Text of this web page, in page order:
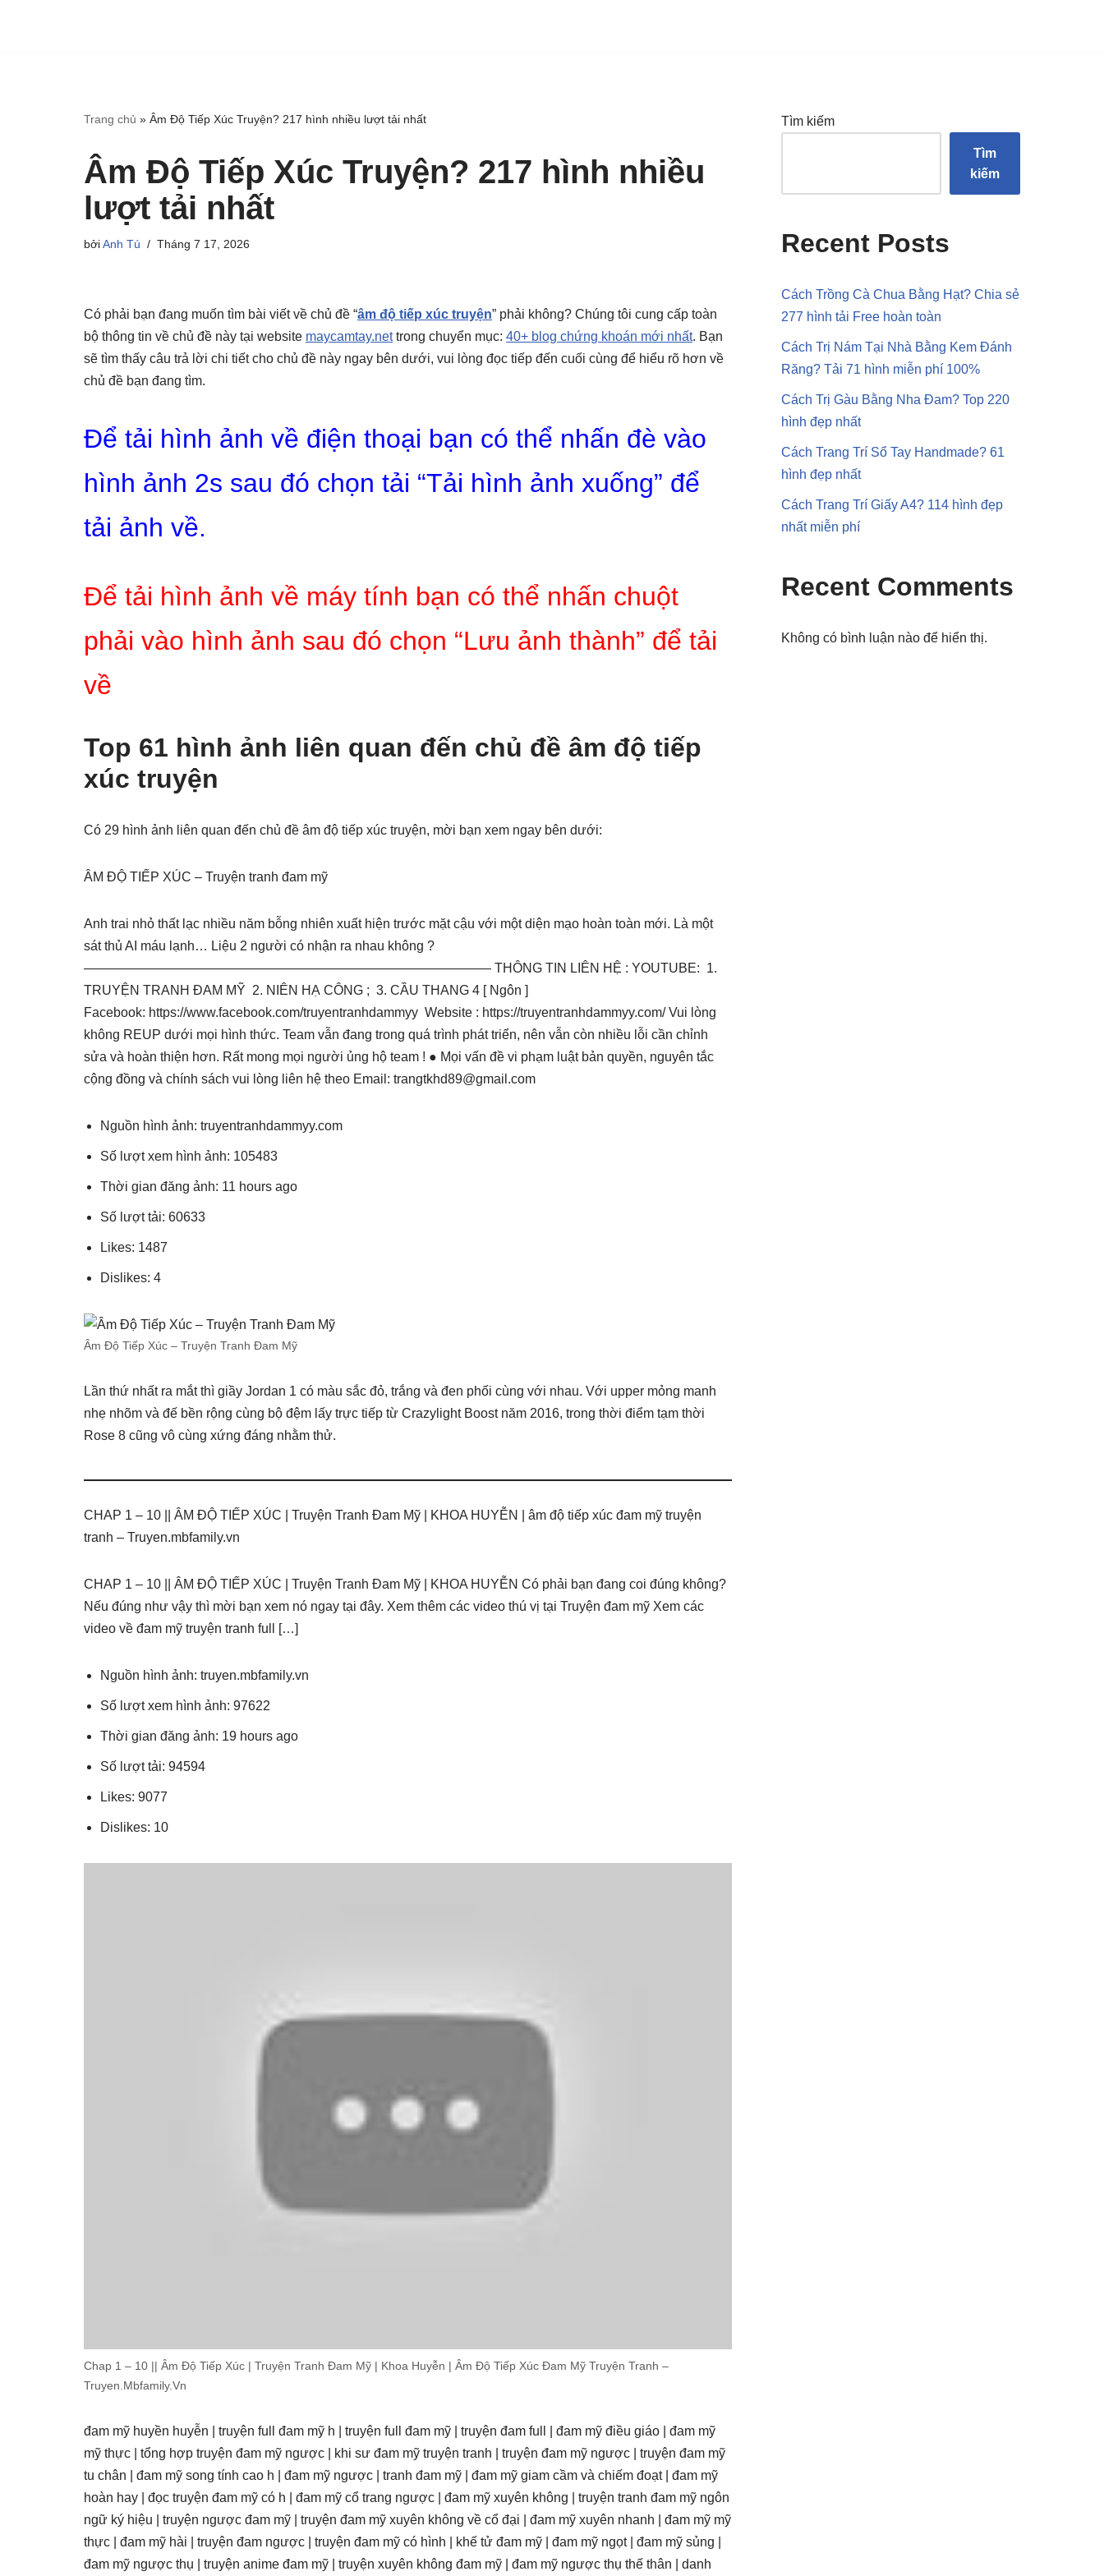
Trang chủ » Âm Độ Tiếp Xúc Truyện? 217 hình nhiều lượt tải nhất
Âm Độ Tiếp Xúc Truyện? 217 hình nhiều
lượt tải nhất
bởiAnh Tú Tháng 7 17, 2026
Có phải bạn đang muốn tìm bài viết về chủ đề “âm độ tiếp xúc truyện” phải không? Chúng tôi cung cấp toàn
bộ thông tin về chủ đề này tại website maycamtay.nettrong chuyển mục: 40+ blog chứng khoán mới nhất. Bạn
sẽ tìm thấy câu trả lời chi tiết cho chủ đề này ngay bên dưới, vui lòng đọc tiếp đến cuối cùng để hiểu rõ hơn về
chủ đề bạn đang tìm.
Để tải hình ảnh về điện thoại bạn có thể nhấn đè vào
hình ảnh 2s sau đó chọn tải “Tải hình ảnh xuống” để
tải ảnh về.
Để tải hình ảnh về máy tính bạn có thể nhấn chuột
phải vào hình ảnh sau đó chọn “Lưu ảnh thành” để tải
về
Top 61 hình ảnh liên quan đến chủ đề âm độ tiếp
xúc truyện
Có 29 hình ảnh liên quan đến chủ đề âm độ tiếp xúc truyện, mời bạn xem ngay bên dưới:
ÂM ĐỘ TIẾP XÚC – Truyện tranh đam mỹ
Anh trai nhỏ thất lạc nhiều năm bỗng nhiên xuất hiện trước mặt cậu với một diện mạo hoàn toàn mới. Là một
sát thủ AI máu lạnh… Liệu 2 người có nhận ra nhau không ?
——————————————————————————————— THÔNG TIN LIÊN HỆ : YOUTUBE: 1.
TRUYỆN TRANH ĐAM MỸ 2. NIÊN HẠ CÔNG ; 3. CẦU THANG 4 [ Ngôn ]
Facebook: https://www.facebook.com/truyentranhdammyy Website : https://truyentranhdammyy.com/ Vui lòng
không REUP dưới mọi hình thức. Team vẫn đang trong quá trình phát triển, nên vẫn còn nhiều lỗi cần chỉnh
sửa và hoàn thiện hơn. Rất mong mọi người ủng hộ team ! ● Mọi vấn đề vi phạm luật bản quyền, nguyên tắc
cộng đồng và chính sách vui lòng liên hệ theo Email: trangtkhd89@gmail.com
Nguồn hình ảnh: truyentranhdammyy.com
Số lượt xem hình ảnh: 105483
Thời gian đăng ảnh: 11 hours ago
Số lượt tải: 60633
Likes: 1487
Dislikes: 4
Âm Độ Tiếp Xúc – Truyện Tranh Đam Mỹ
Lần thứ nhất ra mắt thì giầy Jordan 1 có màu sắc đỏ, trắng và đen phối cùng với nhau. Với upper mỏng manh
nhẹ nhõm và đế bền rộng cùng bộ đệm lấy trực tiếp từ Crazylight Boost năm 2016, trong thời điểm tạm thời
Rose 8 cũng vô cùng xứng đáng nhằm thử.
CHAP 1 – 10 || ÂM ĐỘ TIẾP XÚC | Truyện Tranh Đam Mỹ | KHOA HUYỄN | âm độ tiếp xúc đam mỹ truyện
tranh – Truyen.mbfamily.vn
CHAP 1 – 10 || ÂM ĐỘ TIẾP XÚC | Truyện Tranh Đam Mỹ | KHOA HUYỄN Có phải bạn đang coi đúng không?
Nếu đúng như vậy thì mời bạn xem nó ngay tại đây. Xem thêm các video thú vị tại Truyện đam mỹ Xem các
video về đam mỹ truyện tranh full […]
Nguồn hình ảnh: truyen.mbfamily.vn
Số lượt xem hình ảnh: 97622
Thời gian đăng ảnh: 19 hours ago
Số lượt tải: 94594
Likes: 9077
Dislikes: 10
Chap 1 – 10 || Âm Độ Tiếp Xúc | Truyện Tranh Đam Mỹ | Khoa Huyễn | Âm Độ Tiếp Xúc Đam Mỹ Truyện Tranh –
Truyen.Mbfamily.Vn
đam mỹ huyền huyễn | truyện full đam mỹ h | truyện full đam mỹ | truyện đam full | đam mỹ điều giáo | đam mỹ
mỹ thực | tổng hợp truyện đam mỹ ngược | khi sư đam mỹ truyện tranh | truyện đam mỹ ngược | truyện đam mỹ
tu chân | đam mỹ song tính cao h | đam mỹ ngược | tranh đam mỹ | đam mỹ giam cầm và chiếm đoạt | đam mỹ
hoàn hay | đọc truyện đam mỹ có h | đam mỹ cổ trang ngược | đam mỹ xuyên không | truyện tranh đam mỹ ngôn
ngữ ký hiệu | truyện ngược đam mỹ | truyện đam mỹ xuyên không về cổ đại | đam mỹ xuyên nhanh | đam mỹ mỹ
thực | đam mỹ hài | truyện đam ngược | truyện đam mỹ có hình | khế tử đam mỹ | đam mỹ ngọt | đam mỹ sủng |
đam mỹ ngược thụ | truyện anime đam mỹ | truyện xuyên không đam mỹ | đam mỹ ngược thụ thế thân | danh
Tìm kiếm
Tìm
kiếm
Recent Posts
Cách Trồng Cà Chua Bằng Hạt? Chia sẻ
277 hình tải Free hoàn toàn
Cách Trị Nám Tại Nhà Bằng Kem Đánh
Răng? Tải 71 hình miễn phí 100%
Cách Trị Gàu Bằng Nha Đam? Top 220
hình đẹp nhất
Cách Trang Trí Sổ Tay Handmade? 61
hình đẹp nhất
Cách Trang Trí Giấy A4? 114 hình đẹp
nhất miễn phí
Recent Comments
Không có bình luận nào để hiển thị.